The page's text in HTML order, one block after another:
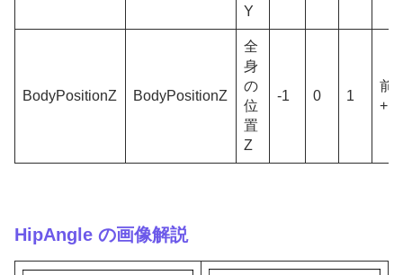
Y
BodyPositionZ BodyPositionZ
全
身
の
位
置
Z
-1 0 1
前
+
HipAngle の画像解説